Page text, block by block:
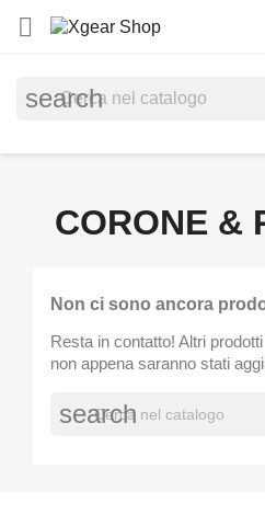

search
CORONE &
Non ci sono ancora
Resta in contatto! Altri
non appena saranno stati
search